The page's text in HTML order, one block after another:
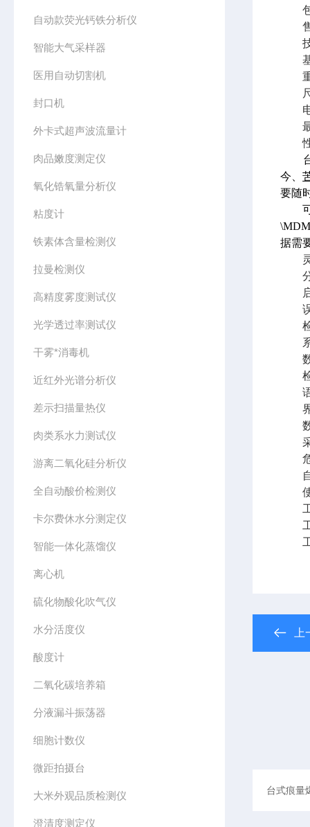
自动款荧光钙铁分析仪
智能大气采样器
医用自动切割机
封口机
外卡式超声波流量计
肉品嫩度测定仪
氧化锆氧量分析仪
粘度计
铁素体含量检测仪
拉曼检测仪
高精度雾度测试仪
光学透过率测试仪
干雾*消毒机
近红外光谱分析仪
差示扫描量热仪
肉类系水力测试仪
游离二氧化硅分析仪
全自动酸价检测仪
卡尔费休水分测定仪
智能一体化蒸馏仪
离心机
硫化物酸化吹气仪
水分活度仪
酸度计
二氧化碳培养箱
分液漏斗振荡器
细胞计数仪
微距拍摄台
大米外观品质检测仪
澄清度测定仪
包
售
技
基
重
尺
电
最
性
今、
要随
可
据需
灵
分
启
误
检
系
数
检
语
界
数
采
危
自
使
工
工
工